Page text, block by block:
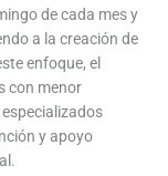
de cada mes y
a la creación de
enfoque, el
con menor
y apoyo